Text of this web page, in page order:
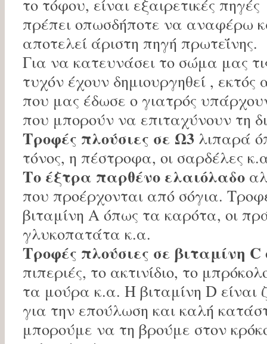
το τόφου, είναι εξαιρετικές
πρέπει οπωσδήποτε να αναφέρω
αποτελεί άριστη πηγή πρωτεΐνης.
Για να κατευνάσει το σώμα μας
τυχόν έχουν δημιουργηθεί ,
που μας έδωσε ο γιατρός
που μπορούν να επιταχύνουν τη
Τροφές πλούσιες σε Ω3λιπαρά
τόνος, η πέστροφα, οι σαρδέλες
Το έξτρα παρθένο ελαιόλαδο
που προέρχονται από σόγια.
βιταμίνη Α όπως τα καρότα, οι
γλυκοπατάτα κ.α.
Τροφές πλούσιες σε βιταμίνη C
πιπεριές, το ακτινίδιο, το
τα μούρα κ.α. Η βιταμίνη D είναι
για την επούλωση και καλή
μπορούμε να τη βρούμε στον